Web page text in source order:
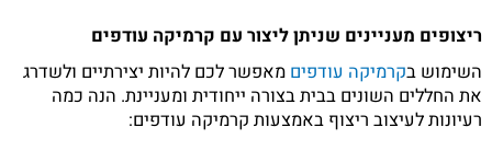
ריצופים מעניינים שניתן ליצור עם קרמיקה עודפים
השימוש בקרמיקה עודפים מאפשר לכם להיות יצירתיים ולשדרג
את החללים השונים בבית בצורה ייחודית ומעניינת. הנה כמה
רעיונות לעיצוב ריצוף באמצעות קרמיקה עודפים: